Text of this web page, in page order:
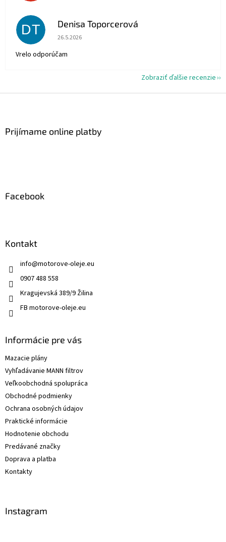
DT Denisa Toporcerová
Hodnotenie obchodu je 5 z 5 hviezdičiek.
26.5.2026
Vrelo odporúčam
Zobraziť ďalšie recenzie
Prijímame online platby
Facebook
Kontakt
info@motorove-oleje.eu
0907 488 558
Kragujevská 389/9 Žilina
FB motorove-oleje.eu
Informácie pre vás
Mazacie plány
Vyhľadávanie MANN filtrov
Veľkoobchodná spolupráca
Obchodné podmienky
Ochrana osobných údajov
Praktické informácie
Hodnotenie obchodu
Predávané značky
Doprava a platba
Kontakty
Instagram